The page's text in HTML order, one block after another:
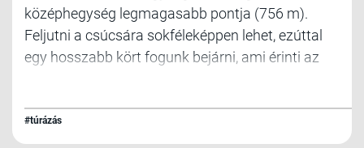
középhegység legmagasabb pontja (756 m).
Feljutni a csúcsára sokféleképpen lehet, ezúttal
egy hosszabb kört fogunk bejárni, ami érinti az
megismerése szinte kötelező.
#túrázás